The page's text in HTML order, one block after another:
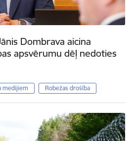
Dombrava aicina
apsvērumu dēļ nedoties
medijiem Robežas drošība